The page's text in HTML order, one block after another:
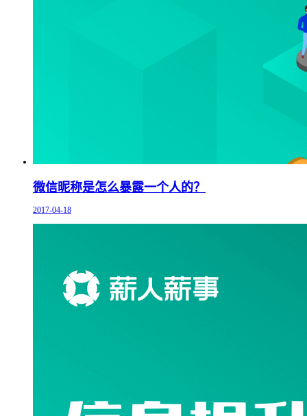
微信昵称是怎么暴露一个人的？
2017-04-18